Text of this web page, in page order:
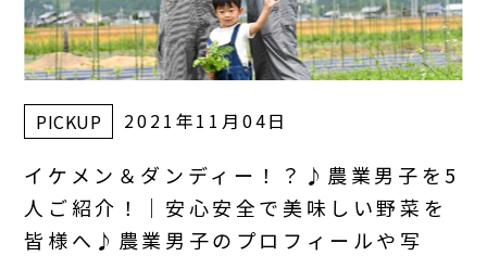
PICKUP 2021年11月04日
イケメン＆ダンディー！？♪農業男子を5
人ご紹介！｜安心安全で美味しい野菜を
皆様へ♪農業男子のプロフィールや写